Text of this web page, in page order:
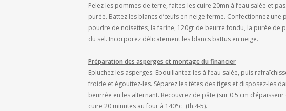
Pelez les pommes de terre, faites-les cuire 20mn à l’eau salée et
purée. Battez les blancs d’œufs en neige ferme. Confectionnez une
poudre de noisettes, la farine, 120gr de beurre fondu, la purée de
du sel. Incorporez délicatement les blancs battus en neige.
Préparation des asperges et montage du financier
Epluchez les asperges. Ebouillantez-les à l’eau salée, puis
froide et égouttez-les. Séparez les têtes des tiges et disposez-les
beurrée en les alternant. Recouvrez de pâte (sur 0.5 cm
cuire 20 minutes au four à 140°c (th.4-5).